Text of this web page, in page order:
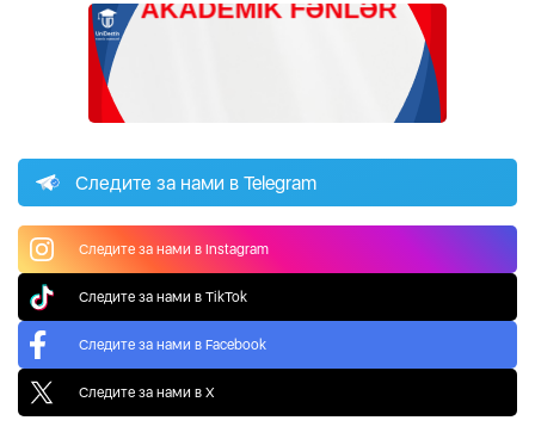
Следите за нами в Telegram
Следите за нами в Instagram
Следите за нами в TikTok
Следите за нами в Facebook
Следите за нами в X